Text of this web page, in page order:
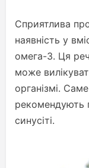
Сприятлива
наявність у
омега-3. Ця
може
організмі.
рекомендують
синусіті.